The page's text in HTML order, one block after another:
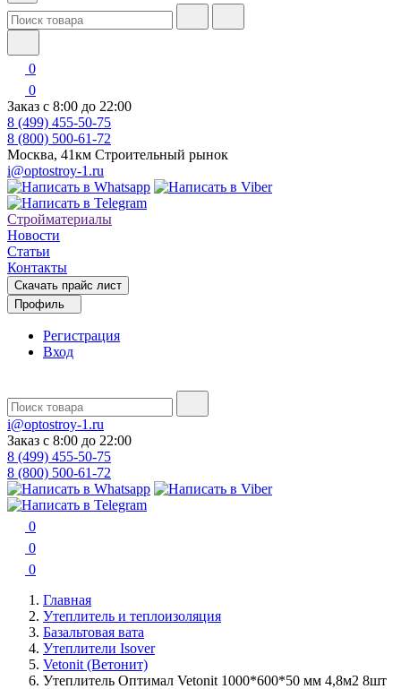
0
0
Заказ с 8:00 до 22:00
8 (499) 455-50-75
8 (800) 500-61-72
Москва, 41км Строительный рынок
i@optostroy-1.ru
Стройматериалы
Новости
Статьи
Контакты
Скачать прайс лист
Профиль
Регистрация
Вход
i@optostroy-1.ru
Заказ с 8:00 до 22:00
8 (499) 455-50-75
8 (800) 500-61-72
0
0
0
Главная
Утеплитель и теплоизоляция
Базальтовая вата
Утеплители Isover
Vetonit (Ветонит)
Утеплитель Оптимал Vetonit 1000*600*50 мм 4,8м2 8шт